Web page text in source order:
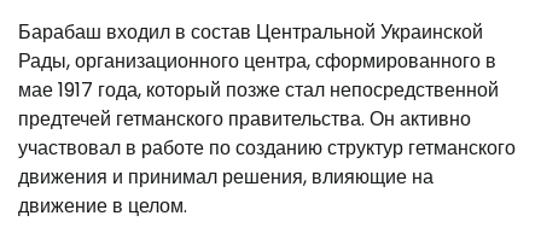
Барабаш входил в состав Центральной Украинской
Рады, организационного центра, сформированного в
мае 1917 года, который позже стал непосредственной
предтечей гетманского правительства. Он активно
участвовал в работе по созданию структур гетманского
движения и принимал решения, влияющие на
движение в целом.